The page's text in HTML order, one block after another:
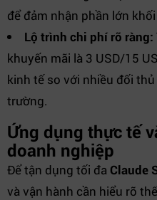
để đảm nhận phần lớn
Lộ trình chi phí rõ ràng:
khuyến mãi là 3 USD/15
kinh tế so với nhiều đối
trường.
Ứng dụng thực tế
doanh nghiệp
Để tận dụng tối đa Claude
và vận hành cần hiểu rõ